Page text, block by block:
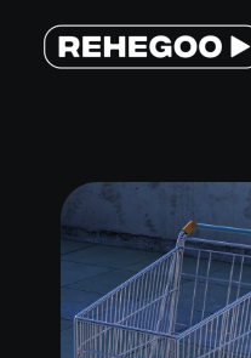
Salta
SERVIZI
PERCHE’ REHEGOO